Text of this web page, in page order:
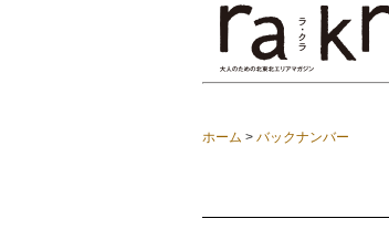
ホーム > バックナンバー